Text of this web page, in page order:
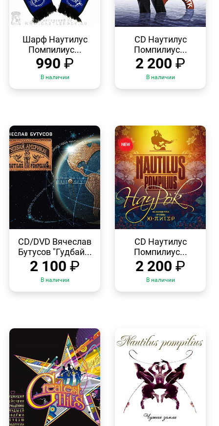
ПРОСМОТР
Шарф Наутилус
Помпилиус...
990 ₽
В наличии
ПРОСМОТР
CD Наутилус
Помпилиус...
2 200 ₽
В наличии
ПРОСМОТР
CD/DVD Вячеслав
Бутусов "Гудбай...
2 100 ₽
В наличии
ПРОСМОТР
CD Наутилус
Помпилиус...
2 200 ₽
В наличии